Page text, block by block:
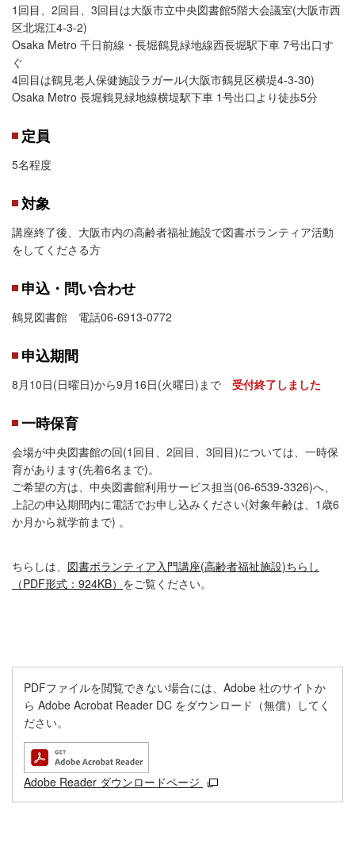
1回目、2回目、3回目は大阪市立中央図書館5階大会議室(大阪市西
区北堀江4-3-2)
Osaka Metro 千日前線・長堀鶴見緑地線西長堀駅下車 7号出口す
ぐ
4回目は鶴見老人保健施設ラガール(大阪市鶴見区横堤4-3-30)
Osaka Metro 長堀鶴見緑地線横堤駅下車 1号出口より徒歩5分
定員
5名程度
対象
講座終了後、大阪市内の高齢者福祉施設で図書ボランティア活動
をしてくださる方
申込・問い合わせ
鶴見図書館 電話06-6913-0772
申込期間
8月10日(日曜日)から9月16日(火曜日)まで 受付終了しました
一時保育
会場が中央図書館の回(1回目、2回目、3回目)については、一時保
育があります(先着6名まで)。
ご希望の方は、中央図書館利用サービス担当(06-6539-3326)へ、
上記の申込期間内に電話でお申し込みください(対象年齢は、1歳6
か月から就学前まで) 。
ちらしは、 図書ボランティア入門講座(高齢者福祉施設)ちらし
（PDF形式：924KB） をご覧ください。
PDFファイルを閲覧できない場合には、Adobe 社のサイトか
ら Adobe Acrobat Reader DC をダウンロード（無償）してく
ださい。
Adobe Reader ダウンロードページ